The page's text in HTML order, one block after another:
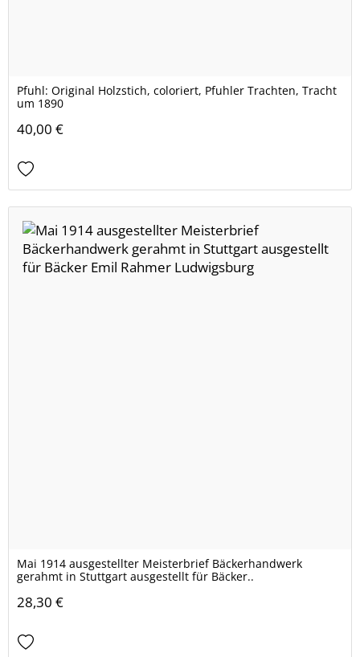
Pfuhl: Original Holzstich, coloriert, Pfuhler Trachten, Tracht
um 1890
40,00 €
Mai 1914 ausgestellter Meisterbrief Bäckerhandwerk
gerahmt in Stuttgart ausgestellt für Bäcker..
28,30 €